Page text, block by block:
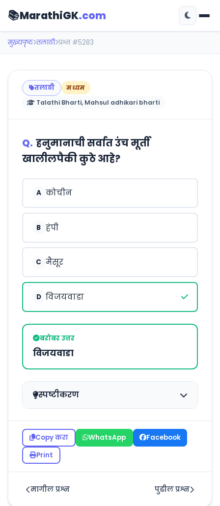
📚MarathiGK.com
मुख्यपृष्ठ तलाठी प्रश्न #5283
तलाठी
मध्यम
Talathi Bharti, Mahsul adhikari bharti
Q. हनुमानाची सर्वात उंच मूर्ती
खालीलपैकी कुठे आहे?
A कोचीन
B हंपी
C मैसूर
D विजयवाडा
बरोबर उत्तर
विजयवाडा
स्पष्टीकरण
Copy करा WhatsApp
Facebook
Print
मागील प्रश्न पुढील प्रश्न